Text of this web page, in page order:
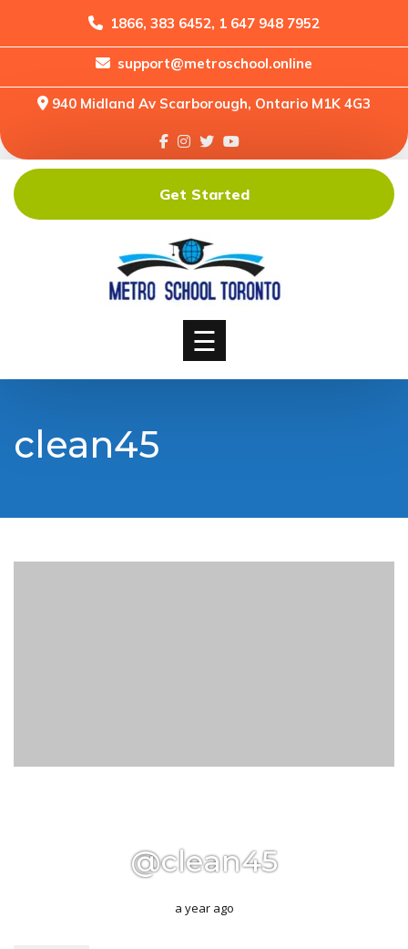
1866, 383 6452, 1 647 948 7952
support@metroschool.online
940 Midland Av Scarborough, Ontario M1K 4G3
Home
Forums
Downloads
Shop
☰
Get Started
clean45
@clean45
a year ago